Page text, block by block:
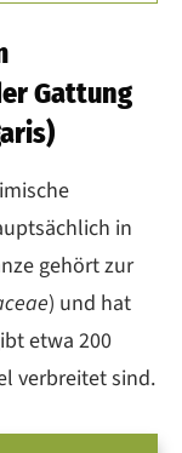
Gattung
in
gehört zur
) und hat
etwa 200
verbreitet sind.